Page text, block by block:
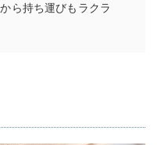
ら持ち運びもラクラ